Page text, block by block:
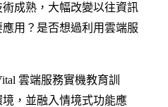
成熟，大幅改變以往資訊
用？是否想過利用雲端服
雲端服務實機教育訓
，並融入情境式功能應